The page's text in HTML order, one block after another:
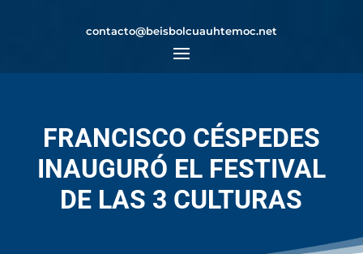
contacto@beisbolcuauhtemoc.net
FRANCISCO CÉSPEDES
INAUGURÓ EL FESTIVAL
DE LAS 3 CULTURAS